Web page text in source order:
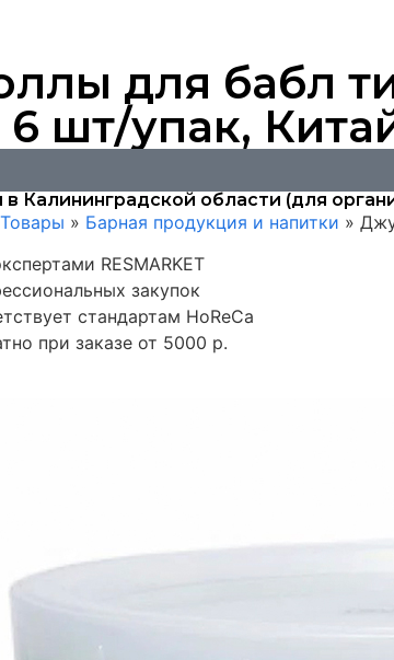
для бабл
6 шт/упак,
Калининградской области (для
Товары » Барная продукция и напитки »
RESMARKET
закупок
стандартам HoReCa
при заказе от 5000 р.